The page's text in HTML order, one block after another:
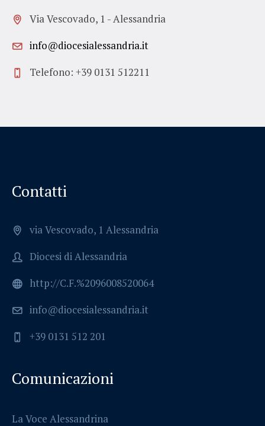
Via Vescovado, 1 - Alessandria
info@diocesialessandria.it
Telefono: +39 0131 512211
Contatti
via Vescovado, 1 Alessandria
Diocesi di Alessandria
http://C.F.%2096008520064
info@diocesialessandria.it
+39 0131 512 201
Comunicazioni
La Voce Alessandrina